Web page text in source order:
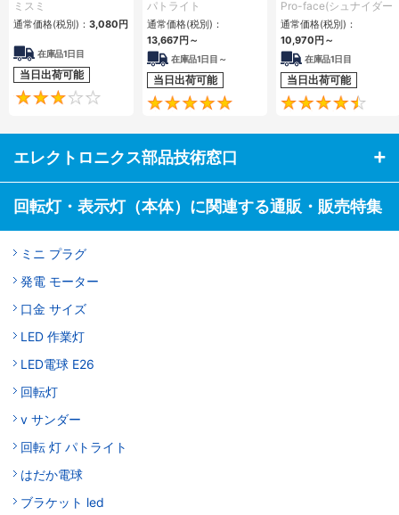
ミスミ
通常価格(税別)： 3,080円
在庫品1日目
当日出荷可能
3
パトライト
通常価格(税別)：
13,667円～
在庫品1日目～
当日出荷可能
5
Pro-face(シュナイダー
エレクトリック)
通常価格(税別)：
10,970円～
在庫品1日目
当日出荷可能
エレクトロニクス部品技術窓口
回転灯・表示灯（本体）に関連する通販・販売特集
ミニ プラグ
発電 モーター
口金 サイズ
LED 作業灯
LED電球 E26
回転灯
v サンダー
回転 灯 パトライト
はだか電球
ブラケット led